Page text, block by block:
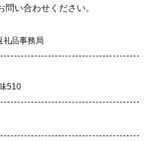
い合わせください。
礼品事務局
510